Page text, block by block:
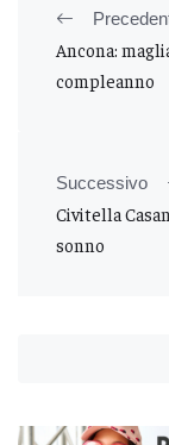
Ancona:
compleanno
Successivo
Civitella
sonno